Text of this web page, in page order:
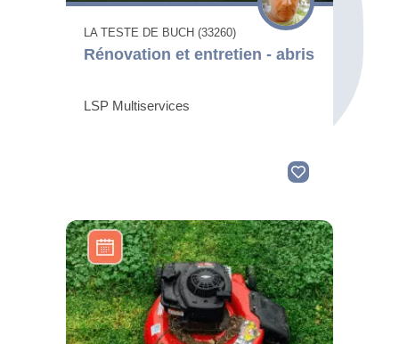
LA TESTE DE BUCH (33260)
Rénovation et entretien - abris
LSP Multiservices